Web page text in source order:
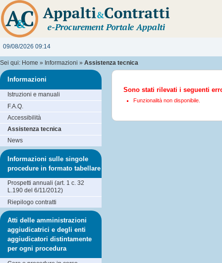
09/08/2026 09:14
Sei qui: Home » Informazioni » Assistenza tecnica
Sono stati rilevati i seguenti
Funzionalità non disponibile.
Informazioni
Istruzioni e manuali
F.A.Q.
Accessibilità
Assistenza tecnica
News
Informazioni sulle singole
procedure in formato tabellare
Prospetti annuali (art. 1 c. 32
L.190 del 6/11/2012)
Riepilogo contratti
Atti delle amministrazioni
aggiudicatrici e degli enti
aggiudicatori distintamente
per ogni procedura